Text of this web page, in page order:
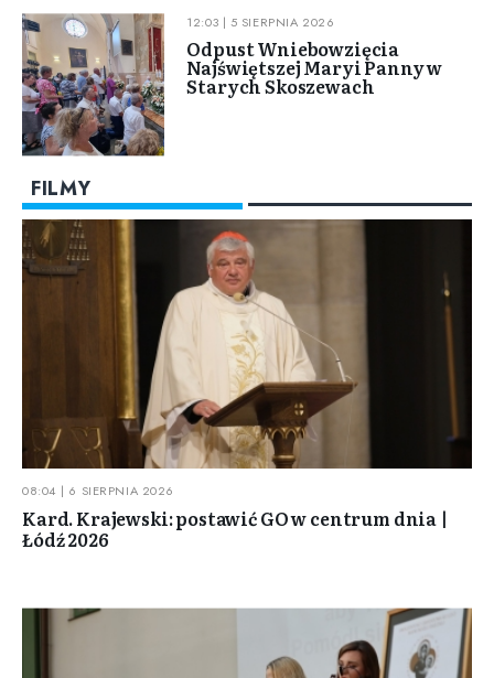
12:03 | 5 SIERPNIA 2026
Odpust Wniebowzięcia
Najświętszej Maryi Panny w
Starych Skoszewach
FILMY
08:04 | 6 SIERPNIA 2026
Kard. Krajewski: postawić GO w centrum dnia |
Łódź 2026